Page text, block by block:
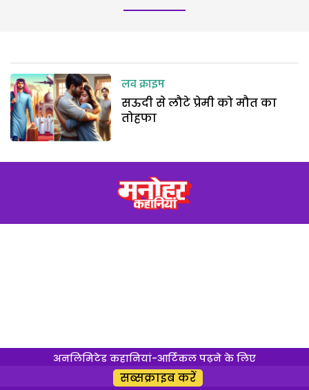
लव क्राइम
सऊदी से लौटे प्रेमी को मौत का
तोहफा
अनलिमिटेड कहानियां-आर्टिकल पढ़ने के लिए
सब्सक्राइब करें